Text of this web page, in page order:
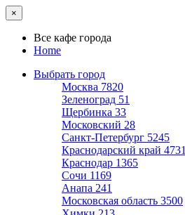
×
Все кафе города
Home
Выбрать город
Москва 7820
Зеленоград 51
Щербинка 33
Московский 28
Санкт-Петербург 5245
Краснодарский край 4731
Краснодар 1365
Сочи 1169
Анапа 241
Московская область 3500